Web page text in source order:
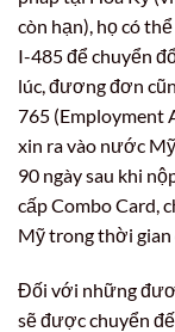
còn hạn), họ có
I-485 để chuyển
lúc, đương đơn
765 (Employment
xin ra vào nước
90 ngày sau khi
cấp Combo Card,
Mỹ trong thời
Đối với những
sẽ được chuyển